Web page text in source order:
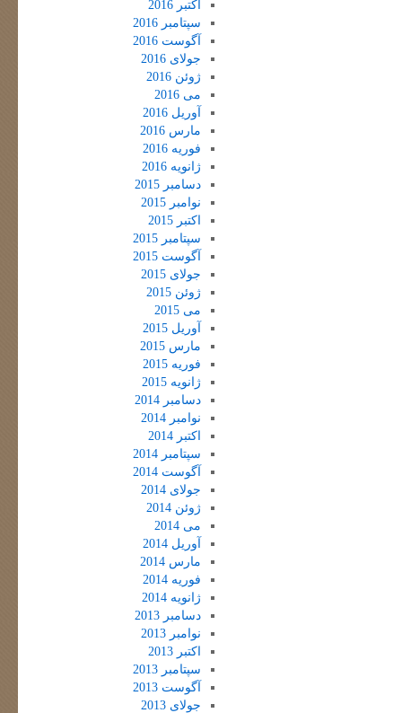
اکتبر 2016
سپتامبر 2016
آگوست 2016
جولای 2016
ژوئن 2016
می 2016
آوریل 2016
مارس 2016
فوریه 2016
ژانویه 2016
دسامبر 2015
نوامبر 2015
اکتبر 2015
سپتامبر 2015
آگوست 2015
جولای 2015
ژوئن 2015
می 2015
آوریل 2015
مارس 2015
فوریه 2015
ژانویه 2015
دسامبر 2014
نوامبر 2014
اکتبر 2014
سپتامبر 2014
آگوست 2014
جولای 2014
ژوئن 2014
می 2014
آوریل 2014
مارس 2014
فوریه 2014
ژانویه 2014
دسامبر 2013
نوامبر 2013
اکتبر 2013
سپتامبر 2013
آگوست 2013
جولای 2013